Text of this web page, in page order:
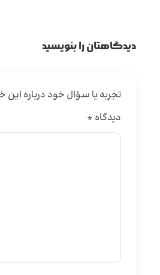
دیدگاهتان را بنویسید
تجربه یا سؤال خود درباره این
دیدگاه *